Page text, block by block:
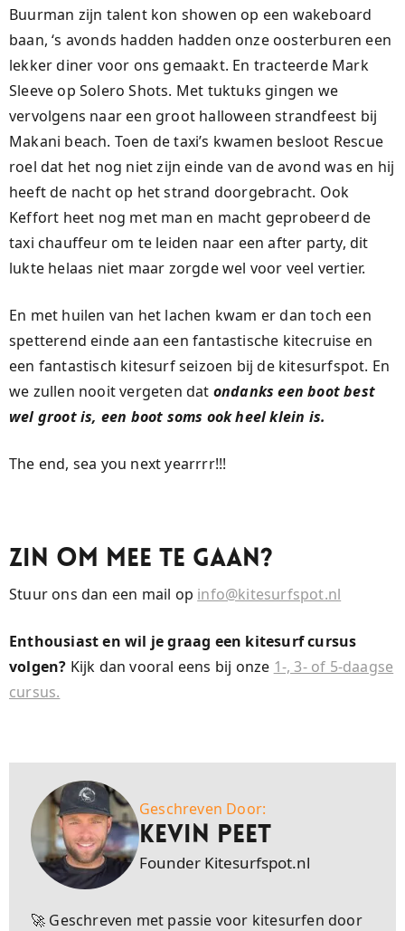
Buurman zijn talent kon showen op een wakeboard
baan, ‘s avonds hadden hadden onze oosterburen een
lekker diner voor ons gemaakt. En tracteerde Mark
Sleeve op Solero Shots. Met tuktuks gingen we
vervolgens naar een groot halloween strandfeest bij
Makani beach. Toen de taxi’s kwamen besloot Rescue
roel dat het nog niet zijn einde van de avond was en hij
heeft de nacht op het strand doorgebracht. Ook
Keffort heet nog met man en macht geprobeerd de
taxi chauffeur om te leiden naar een after party, dit
lukte helaas niet maar zorgde wel voor veel vertier.
En met huilen van het lachen kwam er dan toch een
spetterend einde aan een fantastische kitecruise en
een fantastisch kitesurf seizoen bij de kitesurfspot. En
we zullen nooit vergeten dat ondanks een boot best
wel groot is, een boot soms ook heel klein is.
The end, sea you next yearrrr!!!
Zin om mee te gaan?
Stuur ons dan een mail op info@kitesurfspot.nl
Enthousiast en wil je graag een kitesurf cursus
volgen? Kijk dan vooral eens bij onze 1-, 3- of 5-daagse
cursus.
Geschreven Door:
Kevin Peet
Founder Kitesurfspot.nl
🚀 Geschreven met passie voor kitesurfen door